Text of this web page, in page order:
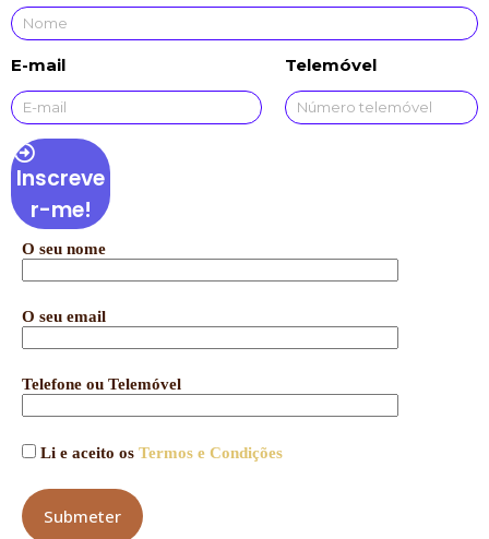
E-mail Telemóvel
Inscreve
r-me!
O seu nome
O seu email
Telefone ou Telemóvel
Li e aceito os Termos e Condições